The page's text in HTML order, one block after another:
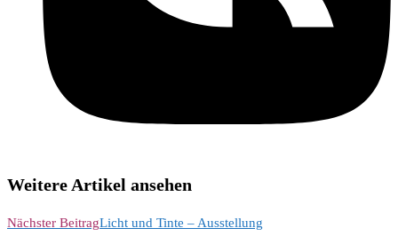
Weitere Artikel ansehen
Nächster BeitragLicht und Tinte – Ausstellung